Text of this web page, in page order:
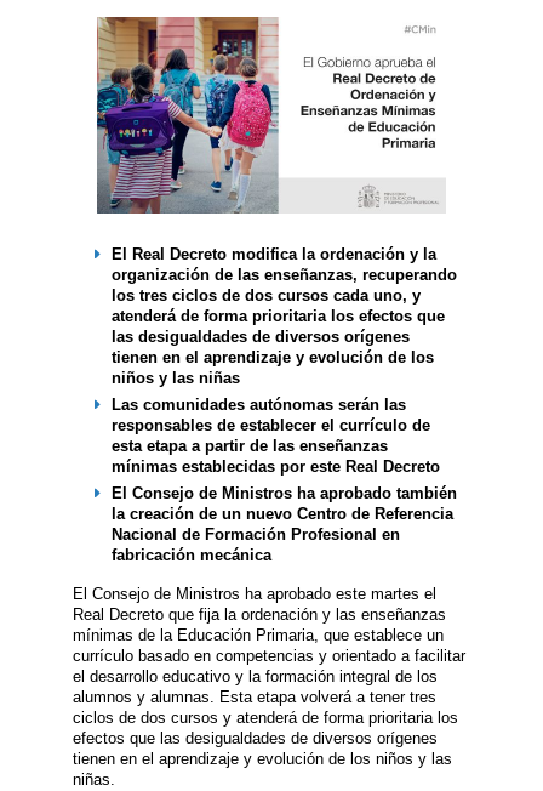
El Real Decreto modifica la ordenación y la
organización de las enseñanzas, recuperando
los tres ciclos de dos cursos cada uno, y
atenderá de forma prioritaria los efectos que
las desigualdades de diversos orígenes
tienen en el aprendizaje y evolución de los
niños y las niñas
Las comunidades autónomas serán las
responsables de establecer el currículo de
esta etapa a partir de las enseñanzas
mínimas establecidas por este Real Decreto
El Consejo de Ministros ha aprobado también
la creación de un nuevo Centro de Referencia
Nacional de Formación Profesional en
fabricación mecánica
El Consejo de Ministros ha aprobado este martes el
Real Decreto que fija la ordenación y las enseñanzas
mínimas de la Educación Primaria, que establece un
currículo basado en competencias y orientado a facilitar
el desarrollo educativo y la formación integral de los
alumnos y alumnas. Esta etapa volverá a tener tres
ciclos de dos cursos y atenderá de forma prioritaria los
efectos que las desigualdades de diversos orígenes
tienen en el aprendizaje y evolución de los niños y las
niñas.